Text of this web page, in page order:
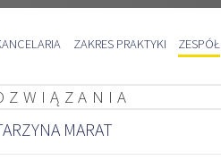
ZAKRES PRAKTYKI ZESPÓŁ
MARAT